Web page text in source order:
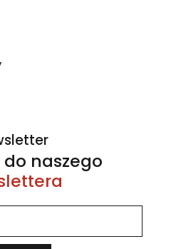
do naszego